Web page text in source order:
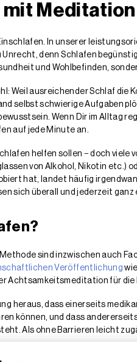
mit Meditation
In unserer
denn Schlafen
und Wohlbefinden,
Weil ausreichender Schlaf
selbst schwierige Aufgaben
Wenn Dir im Alltag
auf jede Minute an.
helfen sollen − doch viele
von Alkohol, Nikotin etc.)
hat, landet häufig
sich überall und jederzeit ganz
sind inzwischen auch
Veröffentlichung
Achtsamkeitsmeditation für
heraus, dass einerseits
können, und dass
Als ohne Barrieren leicht